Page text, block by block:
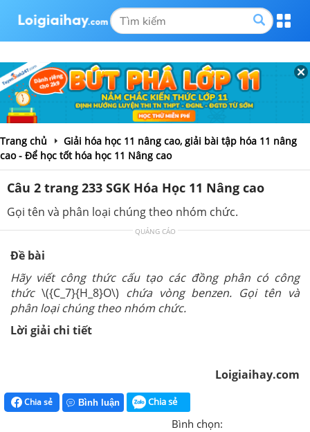
Trang chủ
Giải hóa học 11 nâng cao, giải bài tập hóa 11 nâng
cao - Để học tốt hóa học 11 Nâng cao
Câu 2 trang 233 SGK Hóa Học 11 Nâng cao
Gọi tên và phân loại chúng theo nhóm chức.
QUẢNG CÁO
Đề bài
Hãy viết công thức cấu tạo các đồng phân có công
thức \({C_7}{H_8}O\) chứa vòng benzen. Gọi tên và
phân loại chúng theo nhóm chức.
Lời giải chi tiết
Loigiaihay.com
Chia sẻ Bình luận Chia sẻ
Bình chọn: